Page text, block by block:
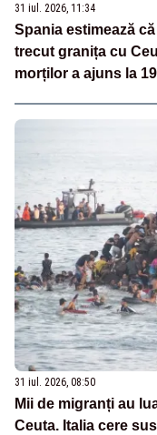
31 iul. 2026, 11:34
Spania estimează
trecut granița cu
morților a ajuns la 19
31 iul. 2026, 08:50
Mii de migranți au
Ceuta. Italia cere